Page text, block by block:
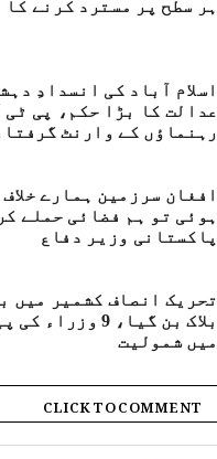
ہر سطح پر مسترد کرنے کا
اسلام آباد کی انسدادِ
عدالت کا بڑا حکم، پی ٹی
رہنماؤں کے وارنٹ
افغان سرزمین ہمارے
ہوئی تو ہم فضائی حملے
پاکستانی وزیر دفاع
تحریک انصاف کشمیر میں
بلاک بن گیا، 9
میں شمولیت
CLICK TO COMMENT